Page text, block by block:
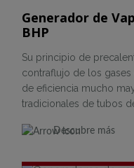
Generador de
BHP
Su principio de
contraflujo de los
de eficiencia mucho
tradicionales de tubos
Descubre más